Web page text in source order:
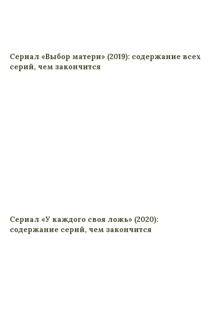
Сериал «Выбор матери» (2019): содержание всех
серий, чем закончится
Сериал «У каждого своя ложь» (2020):
содержание серий, чем закончится